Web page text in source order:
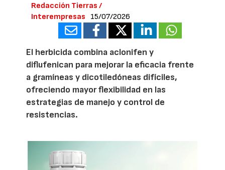
Redacción Tierras /
Interempresas
15/07/2026
El herbicida combina aclonifen y
diflufenican para mejorar la eficacia frente
a gramíneas y dicotiledóneas difíciles,
ofreciendo mayor flexibilidad en las
estrategias de manejo y control de
resistencias.